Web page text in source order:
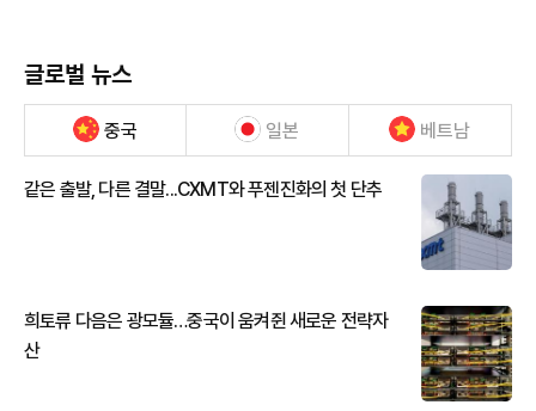
글로벌 뉴스
중국 일본 베트남
같은 출발, 다른 결말...CXMT와 푸젠진화의 첫 단추
희토류 다음은 광모듈…중국이 움켜쥔 새로운 전략자
산